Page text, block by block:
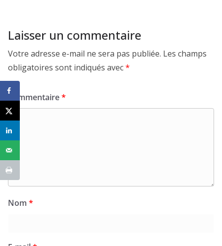
Laisser un commentaire
Votre adresse e-mail ne sera pas publiée. Les champs
obligatoires sont indiqués avec*
Commentaire*
Nom *